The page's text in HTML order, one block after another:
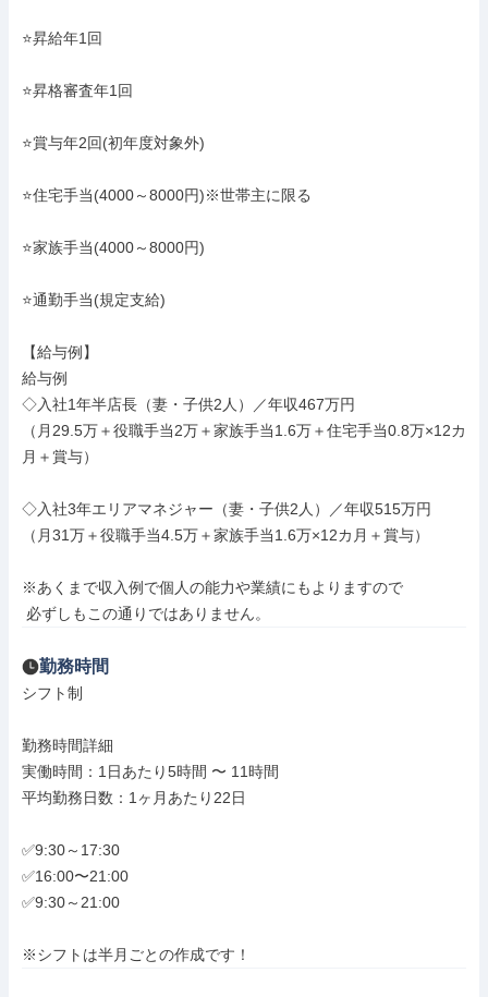
⭐昇給年1回
⭐昇格審査年1回
⭐賞与年2回(初年度対象外)
⭐住宅手当(4000～8000円)※世帯主に限る
⭐家族手当(4000～8000円)
⭐通勤手当(規定支給)
【給与例】
給与例
◇入社1年半店長（妻・子供2人）／年収467万円
（月29.5万＋役職手当2万＋家族手当1.6万＋住宅手当0.8万×12カ
月＋賞与）
◇入社3年エリアマネジャー（妻・子供2人）／年収515万円
（月31万＋役職手当4.5万＋家族手当1.6万×12カ月＋賞与）
※あくまで収入例で個人の能力や業績にもよりますので
必ずしもこの通りではありません。
勤務時間
シフト制
勤務時間詳細
実働時間：1日あたり5時間 〜 11時間
平均勤務日数：1ヶ月あたり22日
✅9:30～17:30
✅16:00〜21:00
✅9:30～21:00
※シフトは半月ごとの作成です！